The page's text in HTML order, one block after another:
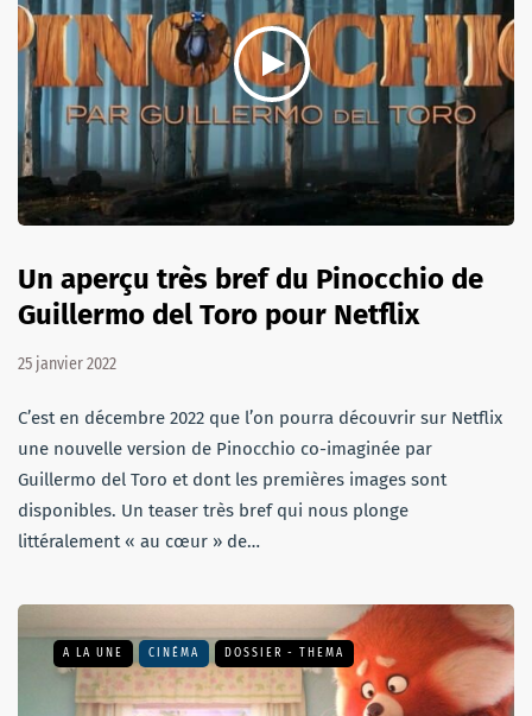
Un aperçu très bref du Pinocchio de
Guillermo del Toro pour Netflix
25 janvier 2022
C’est en décembre 2022 que l’on pourra découvrir sur Netflix
une nouvelle version de Pinocchio co-imaginée par
Guillermo del Toro et dont les premières images sont
disponibles. Un teaser très bref qui nous plonge
littéralement « au cœur » de…
A LA UNE CINÉMA DOSSIER - THEMA